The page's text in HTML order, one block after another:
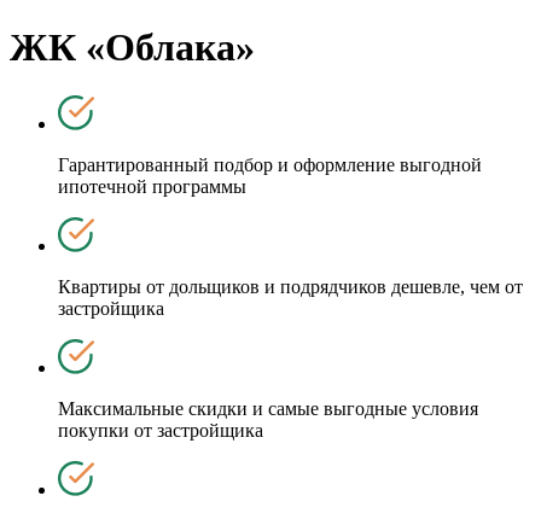
ЖК «Облака»
Гарантированный подбор и оформление выгодной
ипотечной программы
Квартиры от дольщиков и подрядчиков дешевле, чем от
застройщика
Максимальные скидки и самые выгодные условия
покупки от застройщика